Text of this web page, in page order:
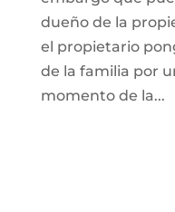
dueño de la
el propietario
de la familia por
momento de la...